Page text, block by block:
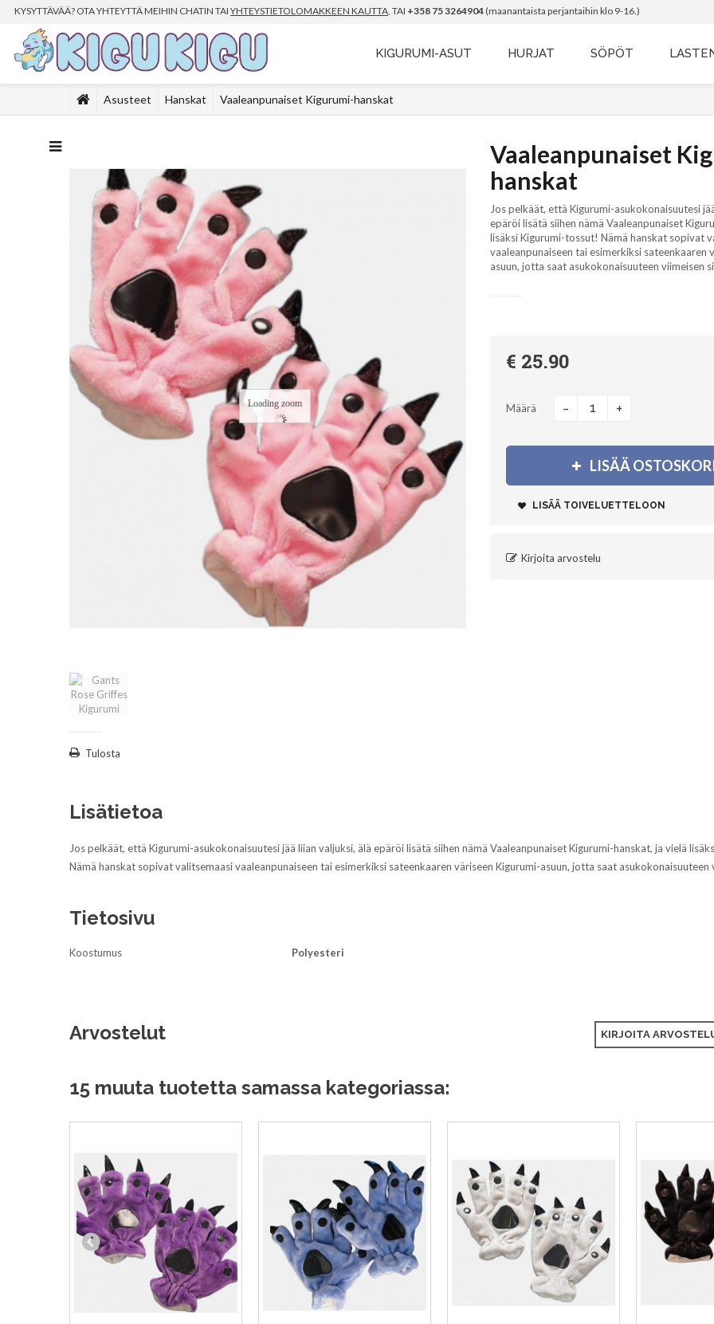
KYSYTTÄVÄÄ? OTA YHTEYTTÄ MEIHIN CHATIN TAI YHTEYSTIETOLOMAKKEEN KAUTTA, TAI +358 75 3264904 (maanantaista perjantaihin klo 9-16.)
KIGURUMI-ASUT HURJAT SÖPÖT
Asusteet Hanskat Vaaleanpunaiset Kigurumi-hanskat
Loading zoom
Tulosta
Vaaleanpunaiset
hanskat
Jos pelkäät, että Kigurumi-asukokonaisuutesi
epäröi lisätä siihen nämä Vaaleanpunaiset
lisäksi Kigurumi-tossut! Nämä hanskat sopivat
vaaleanpunaiseen tai esimerkiksi sateenkaaren
asuun, jotta saat asukokonaisuuteen viimeisen
€ 25.90
Määrä - +
LISÄÄ
LISÄÄ TOIVELUETTELOON
Kirjoita arvostelu
Lisätietoa
Jos pelkäät, että Kigurumi-asukokonaisuutesi jää liian valjuksi, älä epäröi lisätä siihen nämä Vaaleanpunaiset Kigurumi-hanskat, ja vielä
Nämä hanskat sopivat valitsemaasi vaaleanpunaiseen tai esimerkiksi sateenkaaren väriseen Kigurumi-asuun, jotta saat
Tietosivu
Koostumus Polyesteri
Arvostelut KIRJOITA
15 muuta tuotetta samassa kategoriassa: